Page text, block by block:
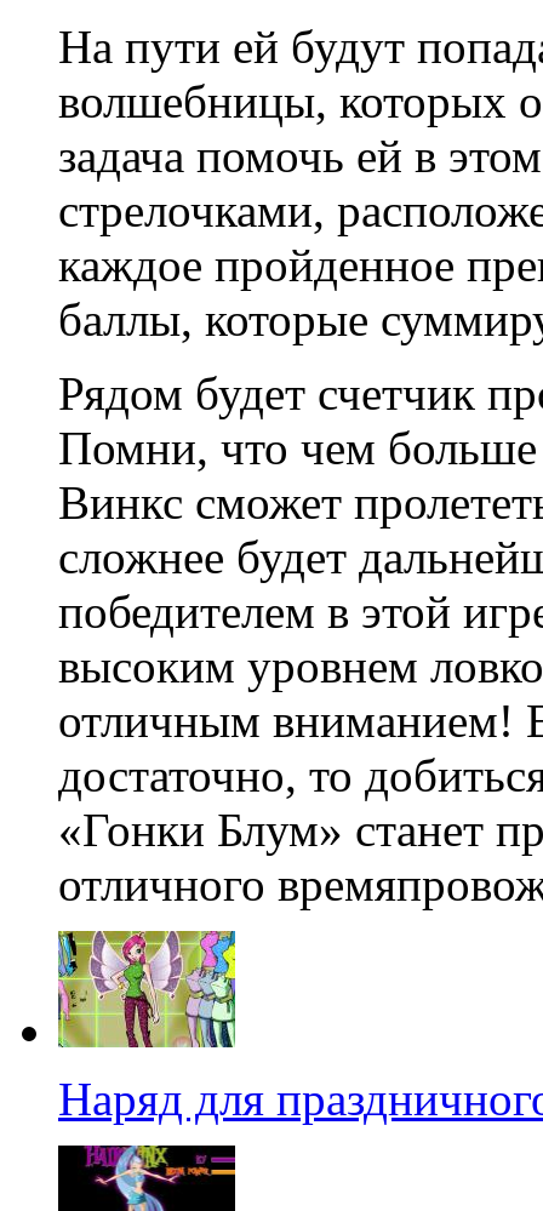
На пути ей будут
волшебницы, которых
задача помочь ей в
стрелочками,
каждое пройденное
баллы, которые
Рядом будет счетчик
Помни, что чем больше
Винкс сможет
сложнее будет
победителем в этой
высоким уровнем
отличным вниманием!
достаточно, то
«Гонки Блум» станет
отличного
Наряд для